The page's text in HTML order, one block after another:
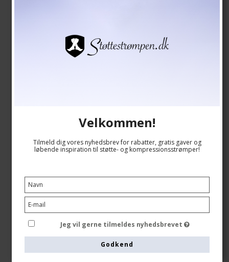
SupCare Støttestrømper Bambus, Beige
1523-5
Se størrelsesskema her
139,00 DKK
Velkommen!
Tilmeld dig vores nyhedsbrev for rabatter, gratis gaver og
løbende inspiration til støtte- og kompressionsstrømper!
Jeg vil gerne tilmeldes nyhedsbrevet
Godkend